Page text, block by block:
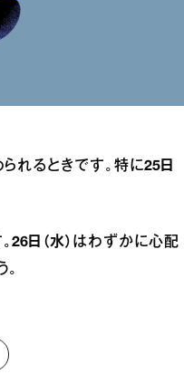
れるときです。特に25日
26日（水） はわずかに心配